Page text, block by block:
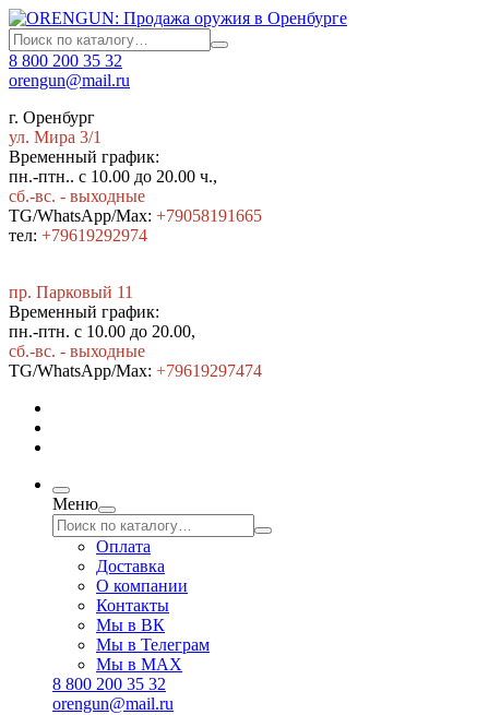
8 800 200 35 32
orengun@mail.ru
г. Оренбург
ул. Мира 3/1
Временный график:
пн.-птн.. с 10.00 до 20.00 ч.,
сб.-вс. - выходные
TG/WhatsApp/Max: +79058191665
тел: +79619292974
пр. Парковый 11
Временный график:
пн.-птн. с 10.00 до 20.00,
сб.-вс. - выходные
TG/WhatsApp/Max: +79619297474
Меню
Оплата
Доставка
О компании
Контакты
Мы в ВК
Мы в Телеграм
Мы в МAX
8 800 200 35 32
orengun@mail.ru